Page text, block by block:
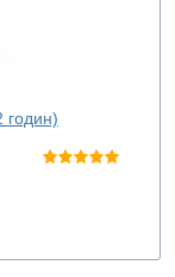
годин)